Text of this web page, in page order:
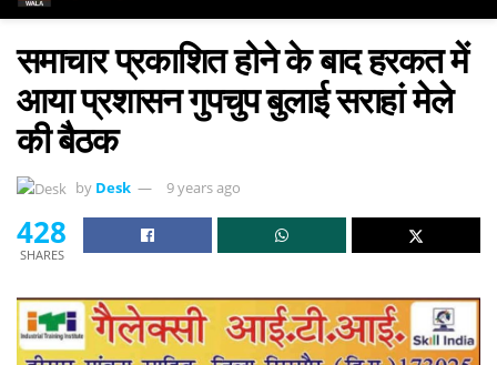
समाचार प्रकाशित होने के बाद हरकत में
आया प्रशासन गुपचुप बुलाई सराहां मेले
की बैठक
by Desk 9 years ago
428
SHARES